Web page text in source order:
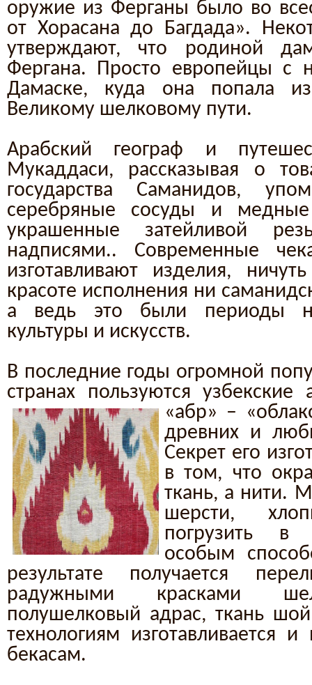
оружие из Ферганы было во
от Хорасана до Багдада».
утверждают, что родиной
Фергана. Просто европейцы с
Дамаске, куда она попала
Великому шелковому пути.
Арабский географ и
Мукаддаси, рассказывая о
государства Саманидов,
серебряные сосуды и
украшенные затейливой
надписями.. Современные
изготавливают изделия,
красоте исполнения ни
а ведь это были периоды
культуры и искусств.
В последние годы огромной
странах пользуются
«абр» –
древних и
Секрет его
в том, что
ткань, а нити.
шерсти,
погрузить в
особым
результате получается
радужными красками
полушелковый адрас, ткань
технологиям изготавливается
бекасам.